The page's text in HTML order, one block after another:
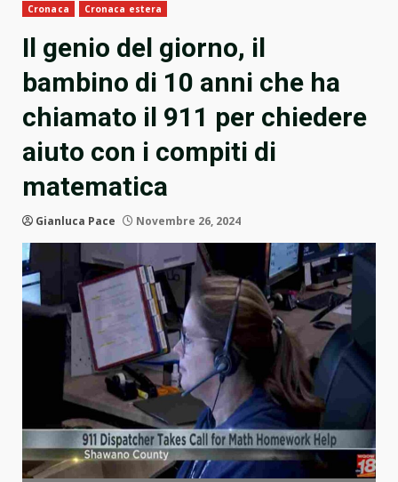
Cronaca Cronaca estera
Il genio del giorno, il
bambino di 10 anni che ha
chiamato il 911 per chiedere
aiuto con i compiti di
matematica
Gianluca Pace Novembre 26, 2024